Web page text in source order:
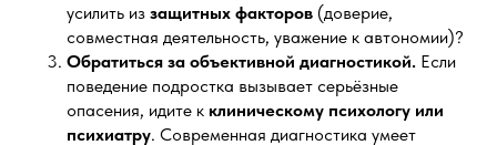
усилить из защитных факторов (доверие,
совместная деятельность, уважение к автономии)?
Обратиться за объективной диагностикой. Если
поведение подростка вызывает серьёзные
опасения, идите к клиническому психологу или
психиатру. Современная диагностика умеет